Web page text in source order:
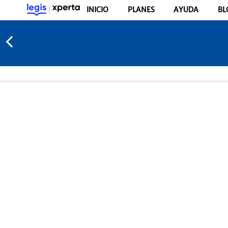
INICIO PLANES AYUDA